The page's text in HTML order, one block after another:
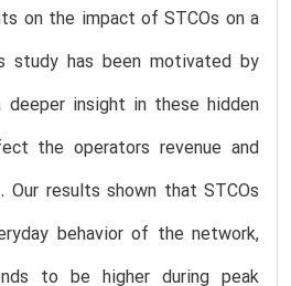
on the impact of STCOs on a
study has been motivated by
insight in these hidden
the operators revenue and
Our results shown that STCOs
behavior of the network,
to be higher during peak